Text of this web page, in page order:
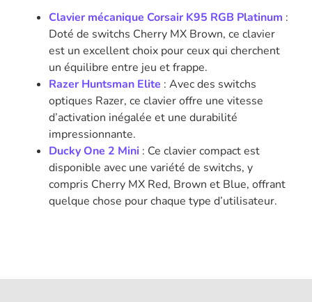
Clavier mécanique Corsair K95 RGB Platinum :
Doté de switchs Cherry MX Brown, ce clavier
est un excellent choix pour ceux qui cherchent
un équilibre entre jeu et frappe.
Razer Huntsman Elite : Avec des switchs
optiques Razer, ce clavier offre une vitesse
d’activation inégalée et une durabilité
impressionnante.
Ducky One 2 Mini : Ce clavier compact est
disponible avec une variété de switchs, y
compris Cherry MX Red, Brown et Blue, offrant
quelque chose pour chaque type d’utilisateur.